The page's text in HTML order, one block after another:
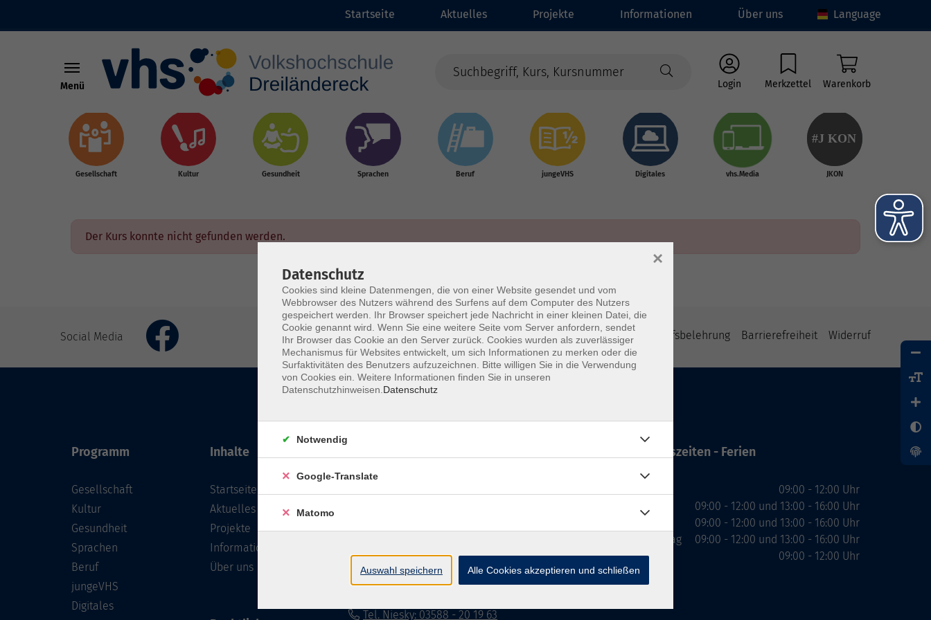
Skip to main content
Startseite Aktuelles Projekte Informationen Über uns Language
Menü Login Merkzettel Warenkorb
Gesellschaft Kultur Gesundheit Sprachen Beruf jungeVHS Digitales vhs.Media
#J KON
JKON
Der Kurs konnte nicht gefunden werden.
Social Media Impressum Datenschutzerklärung AGB Widerrufsbelehrung Barrierefreiheit Widerruf
Programm
Gesellschaft
Kultur
Gesundheit
Sprachen
Beruf
jungeVHS
Digitales
Inhalte
Startseite
Aktuelles
Projekte
Informationen
Über uns
info@vhs-dle.de
Tel. Zittau: 03585 - 41 77 448
Tel. Niesky: 03588 - 20 19 63
Öffnungszeiten - Ferien
Donnerstag
Freitag
09:00 - 12:00 Uhr
09:00 - 12:00 und 13:00 - 16:00 Uhr
09:00 - 12:00 und 13:00 - 16:00 Uhr
09:00 - 12:00 und 13:00 - 16:00 Uhr
09:00 - 12:00 Uhr
Datenschutz
Cookies sind kleine Datenmengen, die von einer Website gesendet und vom
Webbrowser des Nutzers während des Surfens auf dem Computer des Nutzers
gespeichert werden. Ihr Browser speichert jede Nachricht in einer kleinen Datei, die
Cookie genannt wird. Wenn Sie eine weitere Seite vom Server anfordern, sendet
Ihr Browser das Cookie an den Server zurück. Cookies wurden als zuverlässiger
Mechanismus für Websites entwickelt, um sich Informationen zu merken oder die
Surfaktivitäten des Benutzers aufzuzeichnen. Bitte willigen Sie in die Verwendung
von Cookies ein. Weitere Informationen finden Sie in unseren
Datenschutzhinweisen. Datenschutz
×
Notwendig
Google-Translate
Matomo
Auswahl speichern Alle Cookies akzeptieren und schließen